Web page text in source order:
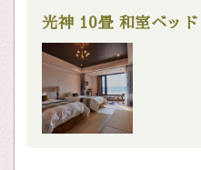
光神 10畳 和室ベッド